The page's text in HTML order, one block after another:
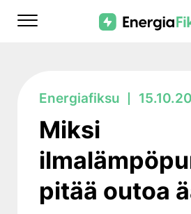
content
Energiafiksu
Miksi
pitää outoa